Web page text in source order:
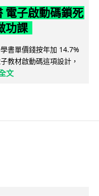
電子啟動碼鎖死
功課
書單價錢按年加 14.7%
教材啟動碼這項設計，
文